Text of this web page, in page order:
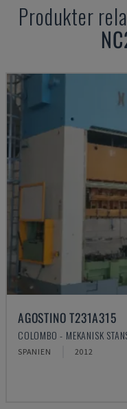
Produkter
AGOSTINO T231A315
COLOMBO - MEKANISK
SPANIEN 2012